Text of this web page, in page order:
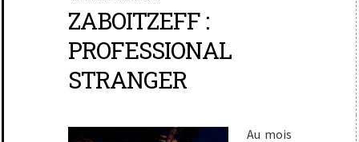
ZABOITZEFF :
PROFESSIONAL
STRANGER
Au mois